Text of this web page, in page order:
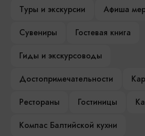
Туры и экскурсии
Афиша
Сувениры
Гостевая книга
Гиды и экскурсоводы
Достопримечательности
Рестораны
Гостиницы
Компас Балтийской кухни